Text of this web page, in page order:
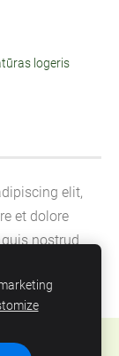
elit,
et dolore
nostrud
logeris